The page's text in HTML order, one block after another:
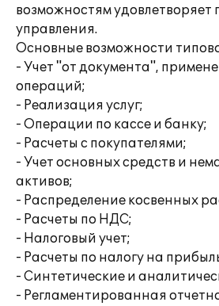
возможностям удовлетворяет
управления.
Основные возможности
- Учет "от документа",
операций;
- Реализация услуг;
- Операции по кассе и банку;
- Расчеты с покупателями;
- Учет основных средств и
активов;
- Распределение косвенных
- Расчеты по НДС;
- Налоговый учет;
- Расчеты по налогу на
- Синтетические и
- Регламентированная